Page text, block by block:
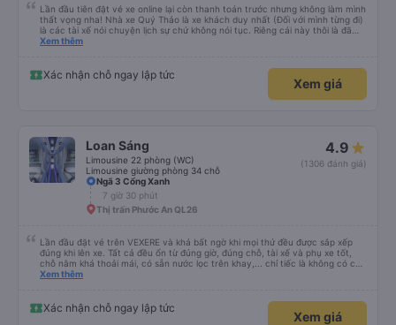
Lần đầu tiên đặt vé xe online lại còn thanh toán trước nhưng không làm mình
thất vọng nha! Nhà xe Quý Thảo là xe khách duy nhất (Đối với mình từng đi)
là các tài xế nói chuyện lịch sự chứ không nói tục. Riêng cái này thôi là đã
đánh giá 5 sao rồi. Chú tài xế còn uống pepsi rất dễ thương chứ không có
Xem thêm
Xác nhận chỗ ngay lập tức
Xem giá
Loan Sáng
Limousine 22 phòng (WC)
Limousine giường phòng 34 chỗ
4.9
(1306 đánh giá)
Ngã 3 Cổng Xanh
7 giờ 30 phút
Thị trấn Phước An QL26
Lần đầu đặt vé trên VEXERE và khá bất ngờ khi mọi thứ đều được sắp xếp
đúng khi lên xe. Tất cả đều ổn từ đúng giờ, đúng chỗ, tài xế và phụ xe tốt,
chỗ nằm khá thoải mái, có sẵn nước lọc trên khay,... chỉ tiếc là không có chỗ
để sạc pin thôi. Nhưng vậy cũng quá ổn rồi!
Xem thêm
Xác nhận chỗ ngay lập tức
Xem giá